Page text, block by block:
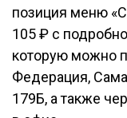
позиция меню
105 ₽ с
которую можно
Федерация,
179Б, а также